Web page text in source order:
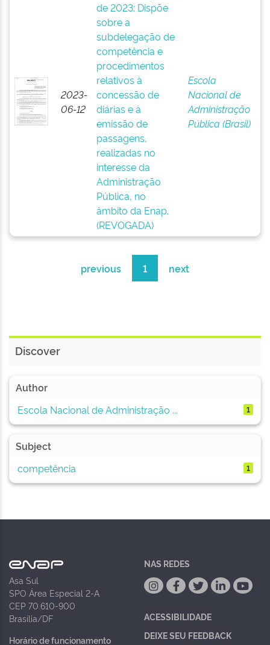
2023-
06-12
de 2023: Dispõe
sobre a
subdelegação de
competência e
procedimentos
relativos à
concessão de
diárias e à
emissão de
passagens,
realizadas no
interesse da
Administração
Pública, no
âmbito da Enap.
(REVOGADA)
Escola
Nacional de
Administração
Pública (Brasil)
previous 1 next
Discover
Author
Escola Nacional de Administração ...
1
Subject
competência
1
Asa Sul
SPO Área Especial 2-A
CEP 70.610-900
Brasília/DF
Horário de funcionamento
NAS REDES
ACESSIBILIDADE
DEIXE SEU FEEDBACK